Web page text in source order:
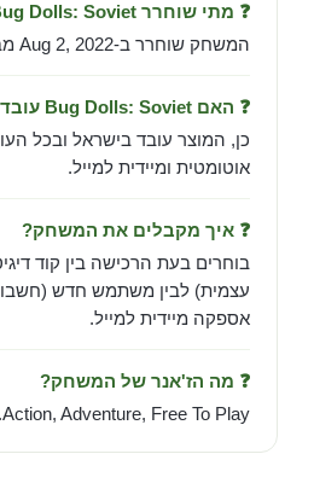
❓ מתי שוחרר Bug Dolls: Soviet?
המשחק שוחרר ב-Aug 2, 2022 מבית AK Studio.
❓ האם Bug Dolls: Soviet עובד בישראל?
כן, המוצר עובד בישראל ובכל
אוטומטית ומיידית למייל.
❓ איך מקבלים את המשחק?
בוחרים בעת הרכישה בין קוד
עצמית) לבין משתמש חדש
אספקה מיידית למייל.
❓ מה הז'אנר של המשחק?
Action, Adventure, Free To Play.